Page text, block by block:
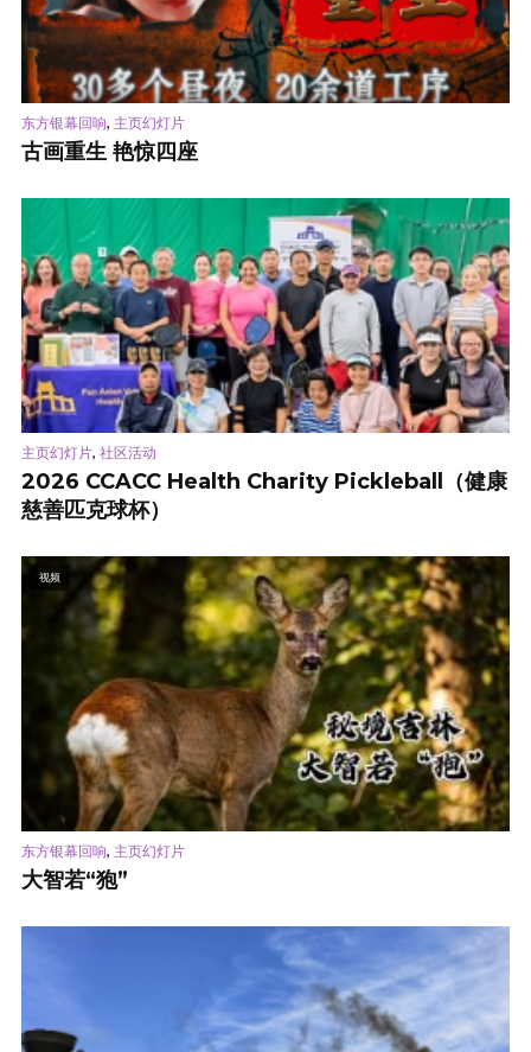
东方银幕回响, 主页幻灯片
古画重生 艳惊四座
主页幻灯片, 社区活动
2026 CCACC Health Charity Pickleball（健康
慈善匹克球杯）
视频
东方银幕回响, 主页幻灯片
大智若“狍”